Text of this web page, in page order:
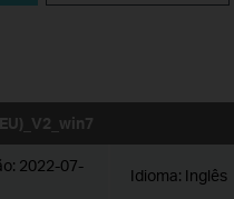
2022-07-
Idioma: Inglês